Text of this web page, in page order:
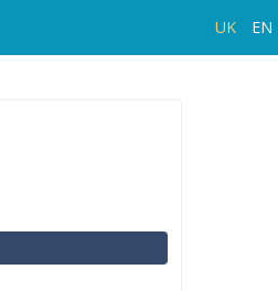
UK EN